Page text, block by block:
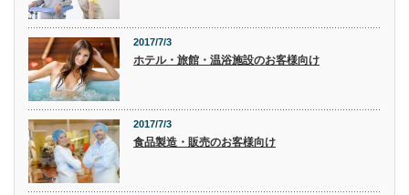
2017/7/3
ホテル・旅館・温浴施設のお客様向け
2017/7/3
食品製造・販売のお客様向け